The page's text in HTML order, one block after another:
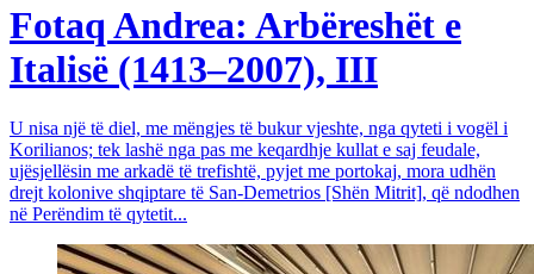
Fotaq Andrea: Arbëreshët e
Italisë (1413–2007), III
U nisa një të diel, me mëngjes të bukur vjeshte, nga qyteti i vogël i
Korilianos; tek lashë nga pas me keqardhje kullat e saj feudale,
ujësjellësin me arkadë të trefishtë, pyjet me portokaj, mora udhën
drejt kolonive shqiptare të San-Demetrios [Shën Mitrit], që ndodhen
në Perëndim të qytetit...